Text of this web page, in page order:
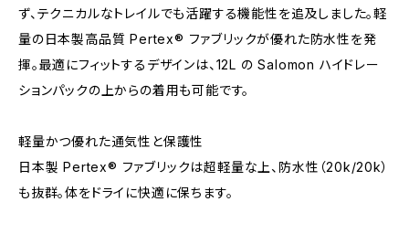
ず、テクニカルなトレイルでも活躍する機能性を追及しました。軽
量の日本製高品質 Pertex® ファブリックが優れた防水性を発
揮。最適にフィットするデザインは、12L の Salomon ハイドレー
ションパックの上からの着用も可能です。
軽量かつ優れた通気性と保護性
日本製 Pertex® ファブリックは超軽量な上、防水性（20k/20k）
も抜群。体をドライに快適に保ちます。